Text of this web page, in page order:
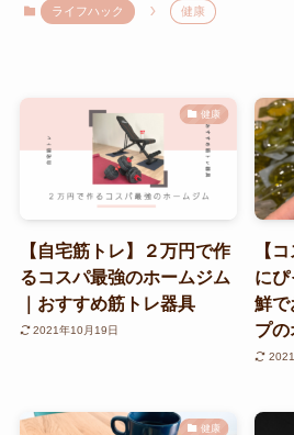
ライフハック 健康
健康
【自宅筋トレ】２万円で作
るコスパ最強のホームジム
｜おすすめ筋トレ器具
2021年10月19日
【
に
鮮で
プ
健康